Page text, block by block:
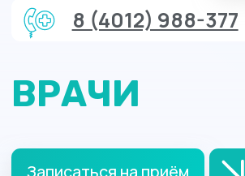
ВРАЧИ
Записаться на приём
Филиал на Ленинском проспекте 83а